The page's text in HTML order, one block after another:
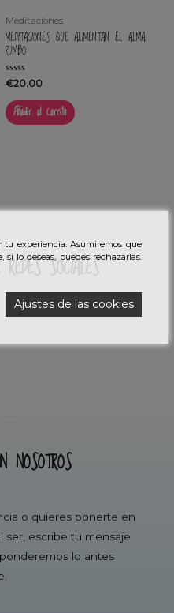
Meditaciones
MEDITACIONES QUE ALIMENTAN EL ALMA.
RUMBO
Valorado
de
5
€20.00
Añadir al carrito
SOCIALES
NOSOTROS
o quieres ponerte en
escribe tu mensaje
lo antes
tu experiencia. Asumiremos que
lo deseas, puedes rechazarlas.
Ajustes de las cookies